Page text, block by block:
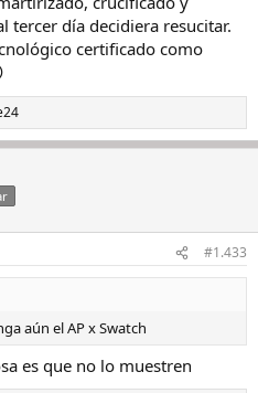
tercer día decidiera resucitar.
certificado como
#1.433
aún el AP x Swatch
es que no lo muestren